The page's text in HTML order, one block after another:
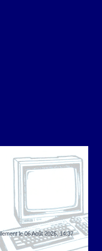
le 06 Août 2026, 14:37